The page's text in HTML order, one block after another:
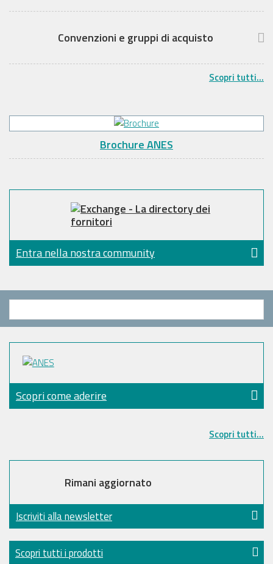
Convenzioni e gruppi di acquisto
Scopri tutti...
Brochure ANES
Entra nella nostra community
Scopri come aderire
Scopri tutti...
Rimani aggiornato
Iscriviti alla newsletter
Scopri tutti i prodotti